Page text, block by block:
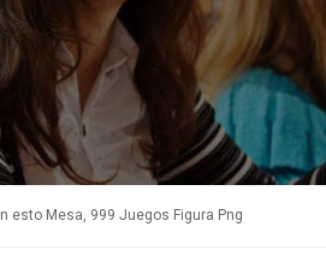
esto Mesa, 999 Juegos Figura Png